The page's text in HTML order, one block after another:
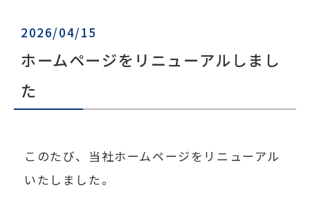
2026/04/15
ホームページをリニューアルしまし
た
このたび、当社ホームページをリニューアル
いたしました。